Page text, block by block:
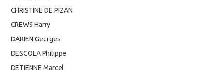
CHRISTINE DE PIZAN
CREWS Harry
DARIEN Georges
DESCOLA Philippe
DETIENNE Marcel